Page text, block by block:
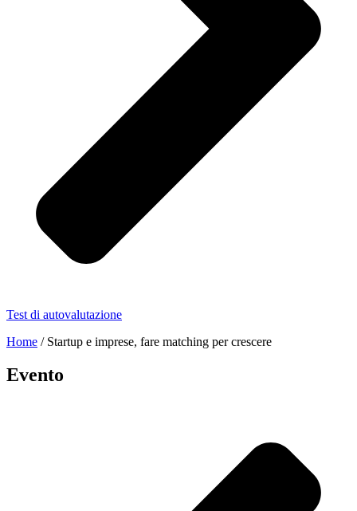
Test di autovalutazione
Home / Startup e imprese, fare matching per crescere
Evento